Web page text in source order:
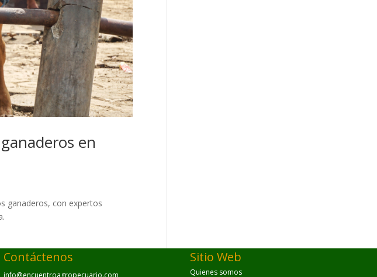
en
ganaderos, con expertos
Contáctenos
info@encuentroagropecuario.com
Sitio Web
Quienes somos